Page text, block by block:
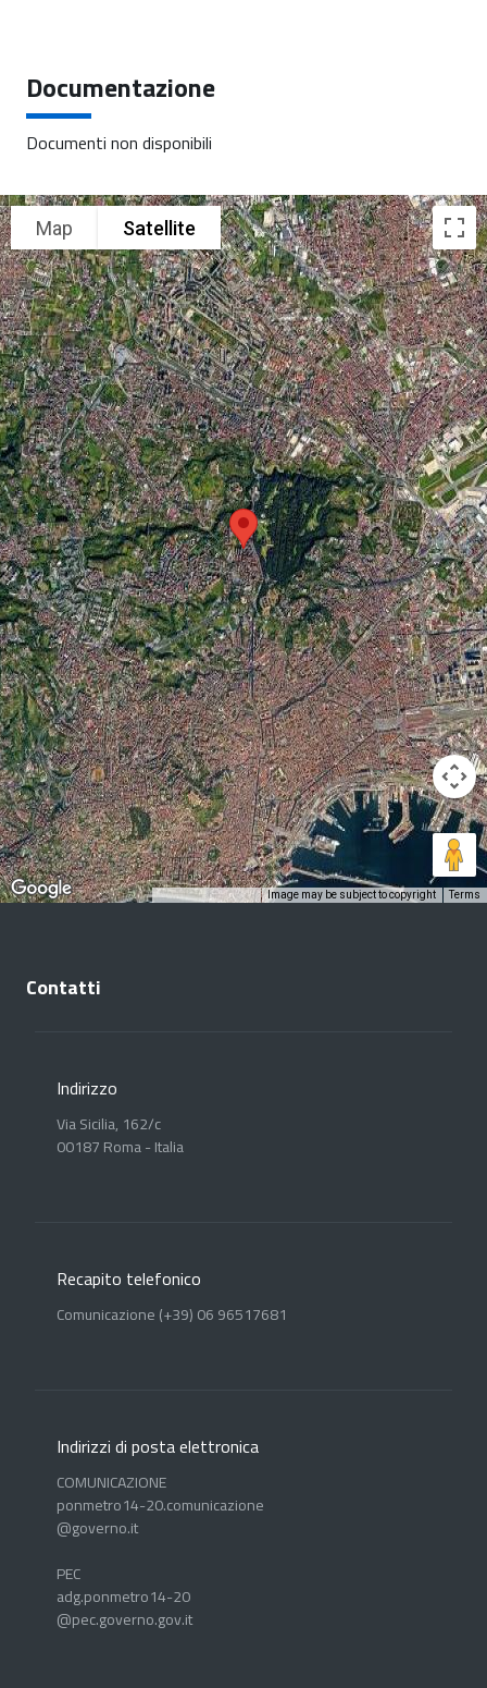
Documentazione
Documenti non disponibili
Map Satellite
Image may be subject to copyright Terms
Contatti
Indirizzo
Via Sicilia, 162/c
00187 Roma - Italia
Recapito telefonico
Comunicazione (+39) 06 96517681
Indirizzi di posta elettronica
COMUNICAZIONE
ponmetro14-20.comunicazione
@governo.it
PEC
adg.ponmetro14-20
@pec.governo.gov.it